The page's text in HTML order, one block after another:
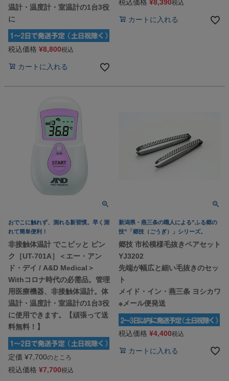
温計・温度計・室温計の1台3役
に
税込価格 ¥8,800税込
カートに入れる
税込価格 ¥8,390税込
カートに入れる
おでこに触れず、測れる新習慣。早く測
れて簡単便利！
非接触体温計 でこピッと ピン
ク［UT-701A］＜エー・アン
ド・デイ / A&D Medical＞
Withコロナ時代の必需品。管理
用医療機器、非接触体温計。体
温計・温度計・室温計の1台3役
に使用できます。【頑張って送
料無料！】
定価 ¥7,700のところ
税込価格 ¥7,700税込
新潟県・燕三条の職人による”ふる郷の
技”「郷技（ごうぎ）」シリーズ。
郷技 市松模様毛抜きペアセット
YJ3202
先端が幅広と細い毛抜きのセッ
ト
メイド・イン・燕三条 ヨシカワ
※メール便発送
税込価格 ¥4,400税込
カートに入れる